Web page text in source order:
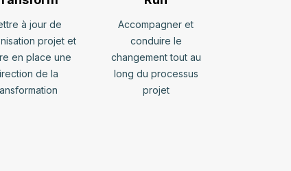
à jour de
projet et
en place une
de la
Accompagner et
conduire le
changement tout au
long du processus
projet​